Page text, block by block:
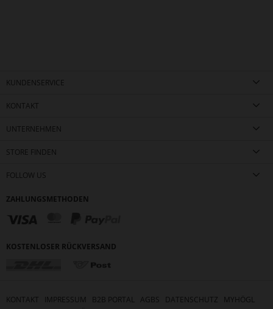
KUNDENSERVICE
KONTAKT
UNTERNEHMEN
STORE FINDEN
FOLLOW US
ZAHLUNGSMETHODEN
KOSTENLOSER RÜCKVERSAND
KONTAKT IMPRESSUM B2B PORTAL AGBS DATENSCHUTZ
MYHÖGL